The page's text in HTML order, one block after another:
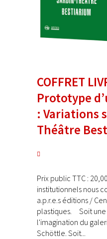
COFFRET
Prototype
: Variations
Théâtre
Prix public TTC :
institutionnels nous
a.p.r.e.s éditions /
plastiques. Soit
l'imagination du
Schöttle. Soit...